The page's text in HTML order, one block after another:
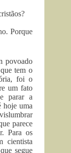
Porque
povoado
tem o
foi o
um fato
parar a
hoje uma
parece
Para os
cientista
segue